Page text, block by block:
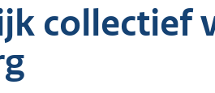
collectief